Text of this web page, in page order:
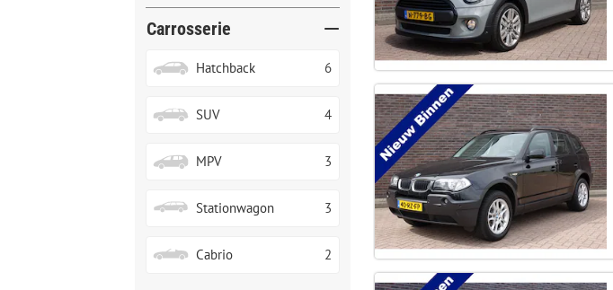
Carrosserie
Hatchback 6
SUV 4
MPV 3
Stationwagon 3
Cabrio 2